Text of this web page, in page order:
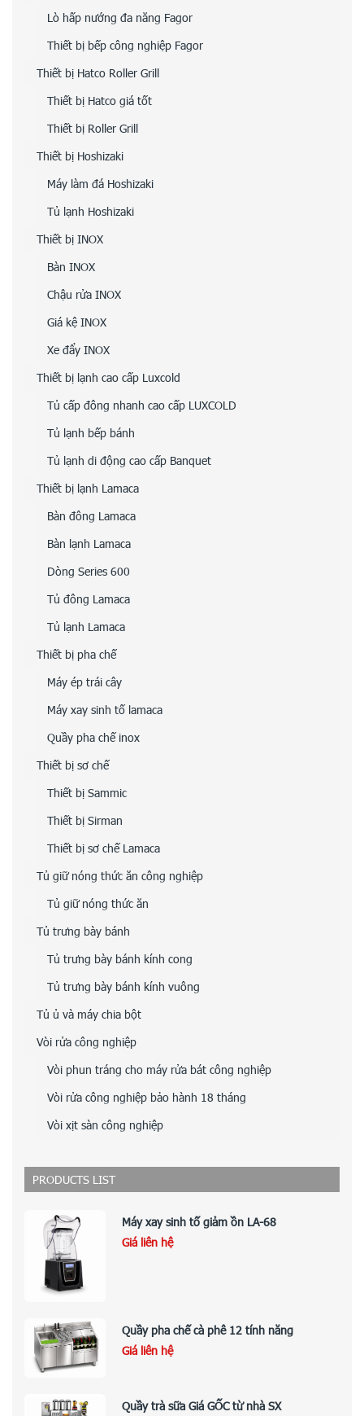
Lò hấp nướng đa năng Fagor
Thiết bị bếp công nghiệp Fagor
Thiết bị Hatco Roller Grill
Thiết bị Hatco giá tốt
Thiết bị Roller Grill
Thiết bị Hoshizaki
Máy làm đá Hoshizaki
Tủ lạnh Hoshizaki
Thiết bị INOX
Bàn INOX
Chậu rửa INOX
Giá kệ INOX
Xe đẩy INOX
Thiết bị lạnh cao cấp Luxcold
Tủ cấp đông nhanh cao cấp LUXCOLD
Tủ lạnh bếp bánh
Tủ lạnh di động cao cấp Banquet
Thiết bị lạnh Lamaca
Bàn đông Lamaca
Bàn lạnh Lamaca
Dòng Series 600
Tủ đông Lamaca
Tủ lạnh Lamaca
Thiết bị pha chế
Máy ép trái cây
Máy xay sinh tố lamaca
Quầy pha chế inox
Thiết bị sơ chế
Thiết bị Sammic
Thiết bị Sirman
Thiết bị sơ chế Lamaca
Tủ giữ nóng thức ăn công nghiệp
Tủ giữ nóng thức ăn
Tủ trưng bày bánh
Tủ trưng bày bánh kính cong
Tủ trưng bày bánh kính vuông
Tủ ủ và máy chia bột
Vòi rửa công nghiệp
Vòi phun tráng cho máy rửa bát công nghiệp
Vòi rửa công nghiệp bảo hành 18 tháng
Vòi xịt sàn công nghiệp
PRODUCTS LIST
Máy xay sinh tố giảm ồn LA-68
Giá liên hệ
Quầy pha chế cà phê 12 tính năng
Giá liên hệ
Quầy trà sữa Giá GỐC từ nhà SX